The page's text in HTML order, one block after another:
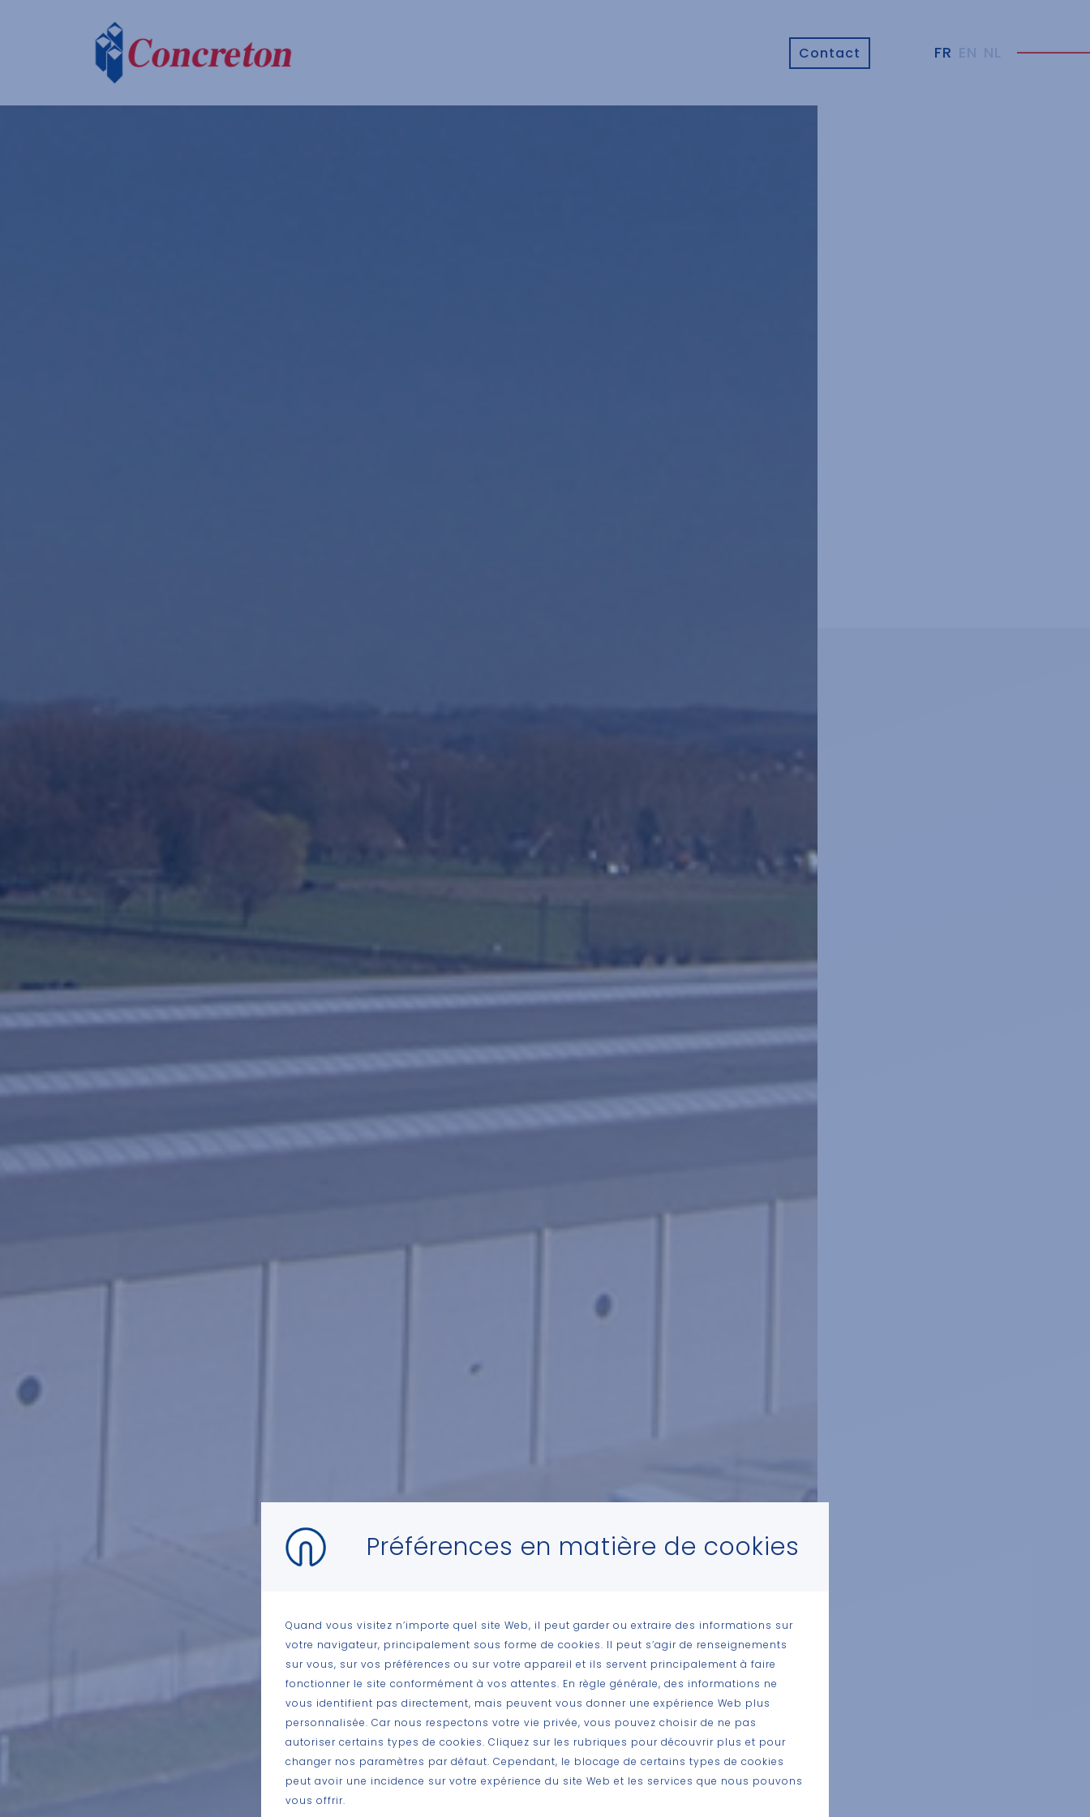
Contact FR EN NL
Préférences en matière de cookies
Quand vous visitez n’importe quel site Web, il peut garder ou extraire des informations sur
votre navigateur, principalement sous forme de cookies. Il peut s’agir de renseignements
sur vous, sur vos préférences ou sur votre appareil et ils servent principalement à faire
fonctionner le site conformément à vos attentes. En règle générale, des informations ne
vous identifient pas directement, mais peuvent vous donner une expérience Web plus
personnalisée. Car nous respectons votre vie privée, vous pouvez choisir de ne pas
autoriser certains types de cookies. Cliquez sur les rubriques pour découvrir plus et pour
changer nos paramètres par défaut. Cependant, le blocage de certains types de cookies
peut avoir une incidence sur votre expérience du site Web et les services que nous pouvons
vous offrir.